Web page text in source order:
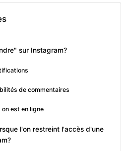
sur Instagram?
de commentaires
on est en ligne
l'on restreint l'accès d'une